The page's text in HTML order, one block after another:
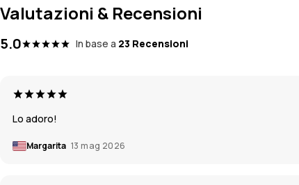
Valutazioni & Recensioni
5.0 In base a 23 Recensioni
Lo adoro!
Margarita 13 mag 2026